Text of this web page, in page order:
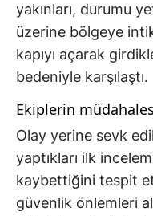
yakınları, durumu
üzerine bölgeye
kapıyı açarak
bedeniyle karşılaştı.
Ekiplerin
Olay yerine sevk
yaptıkları ilk
kaybettiğini tespit
güvenlik önlemleri